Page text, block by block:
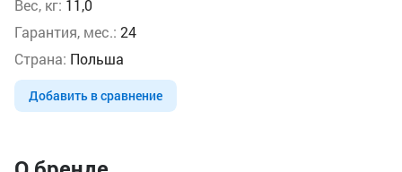
Вес, кг: 11,0
Гарантия, мес.: 24
Страна: Польша
Добавить в сравнение